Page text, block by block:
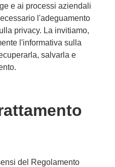
e ai processi aziendali
l'adeguamento
privacy. La invitiamo,
l'informativa sulla
salvarla e
del Regolamento